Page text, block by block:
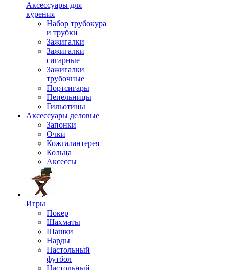
Аксессуары для
курения
Набор трубокура
и трубки
Зажигалки
Зажигалки
сигарные
Зажигалки
трубочные
Портсигары
Пепельницы
Гильотины
Аксессуары деловые
Запонки
Очки
Кожгалантерея
Кольца
Аксессы
Игры
Покер
Шахматы
Шашки
Нарды
Настольный
футбол
Настольный